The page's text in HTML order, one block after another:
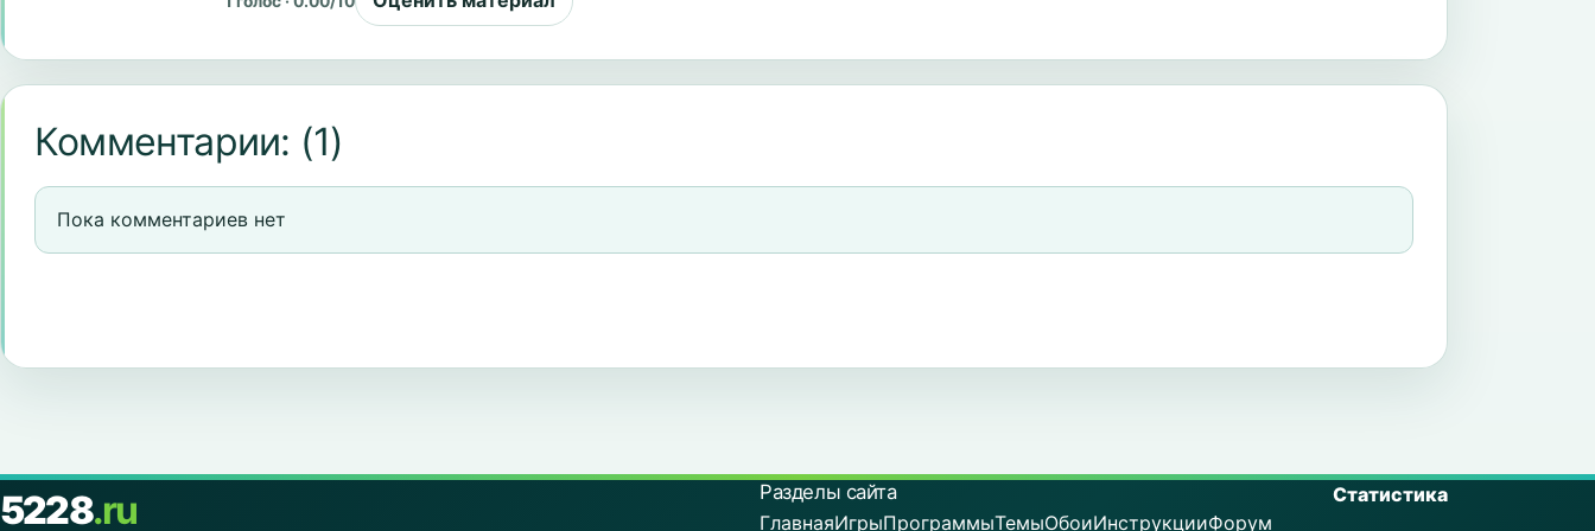
Комментарии: (1)
Пока комментариев нет
5228.ru
Разделы сайта
ГлавнаяИгрыПрограммыТемыОбоиИнструкцииФорум
Статистика